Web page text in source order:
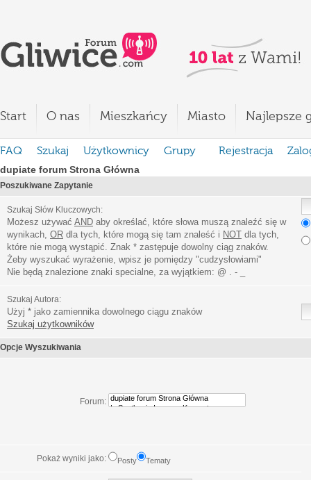
Start O nas Mieszkańcy Miasto Najlepsze
FAQ Szukaj Użytkownicy Grupy Rejestracja
dupiate forum Strona Główna
Poszukiwane Zapytanie
Szukaj Słów Kluczowych:
Możesz używać AND aby określać, które słowa muszą znaleźć się w
wynikach, OR dla tych, które mogą się tam znaleść i NOT dla tych,
które nie mogą wystąpić. Znak * zastępuje dowolny ciąg znaków.
Żeby wyszukać wyrażenie, wpisz je pomiędzy "cudzysłowiami"
Nie będą znalezione znaki specialne, za wyjątkiem: @ . - _
Szukaj Autora:
Użyj * jako zamiennika dowolnego ciągu znaków
Szukaj użytkowników
Opcje Wyszukiwania
Forum:
Pokaż wyniki jako: Posty Tematy